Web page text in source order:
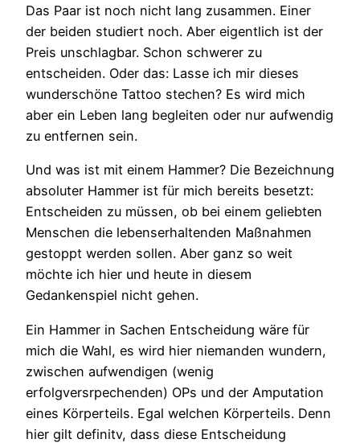
Das Paar ist noch nicht lang zusammen. Einer
der beiden studiert noch. Aber eigentlich ist der
Preis unschlagbar. Schon schwerer zu
entscheiden. Oder das: Lasse ich mir dieses
wunderschöne Tattoo stechen? Es wird mich
aber ein Leben lang begleiten oder nur aufwendig
zu entfernen sein.
Und was ist mit einem Hammer? Die Bezeichnung
absoluter Hammer ist für mich bereits besetzt:
Entscheiden zu müssen, ob bei einem geliebten
Menschen die lebenserhaltenden Maßnahmen
gestoppt werden sollen. Aber ganz so weit
möchte ich hier und heute in diesem
Gedankenspiel nicht gehen.
Ein Hammer in Sachen Entscheidung wäre für
mich die Wahl, es wird hier niemanden wundern,
zwischen aufwendigen (wenig
erfolgversrpechenden) OPs und der Amputation
eines Körperteils. Egal welchen Körperteils. Denn
hier gilt definitv, dass diese Entscheidung